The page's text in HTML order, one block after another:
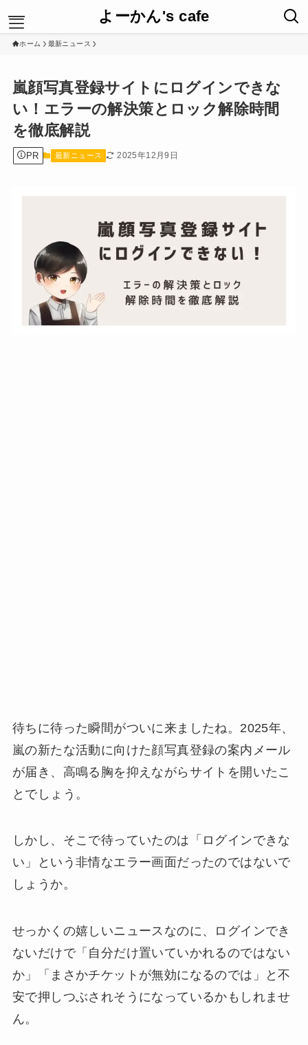
HOME
暮らしのどっち
最新ニュース
New Post
人との関わり方
運営者情報
プライバシーポリシー
よーかん's cafe
ホーム 最新ニュース
嵐顔写真登録サイトにログインできな
い！エラーの解決策とロック解除時間
を徹底解説
PR 最新ニュース 2025年12月9日
待ちに待った瞬間がついに来ましたね。2025年、
嵐の新たな活動に向けた顔写真登録の案内メール
が届き、高鳴る胸を抑えながらサイトを開いたこ
とでしょう。
しかし、そこで待っていたのは「ログインできな
い」という非情なエラー画面だったのではないで
しょうか。
せっかくの嬉しいニュースなのに、ログインでき
ないだけで「自分だけ置いていかれるのではない
か」「まさかチケットが無効になるのでは」と不
安で押しつぶされそうになっているかもしれませ
ん。